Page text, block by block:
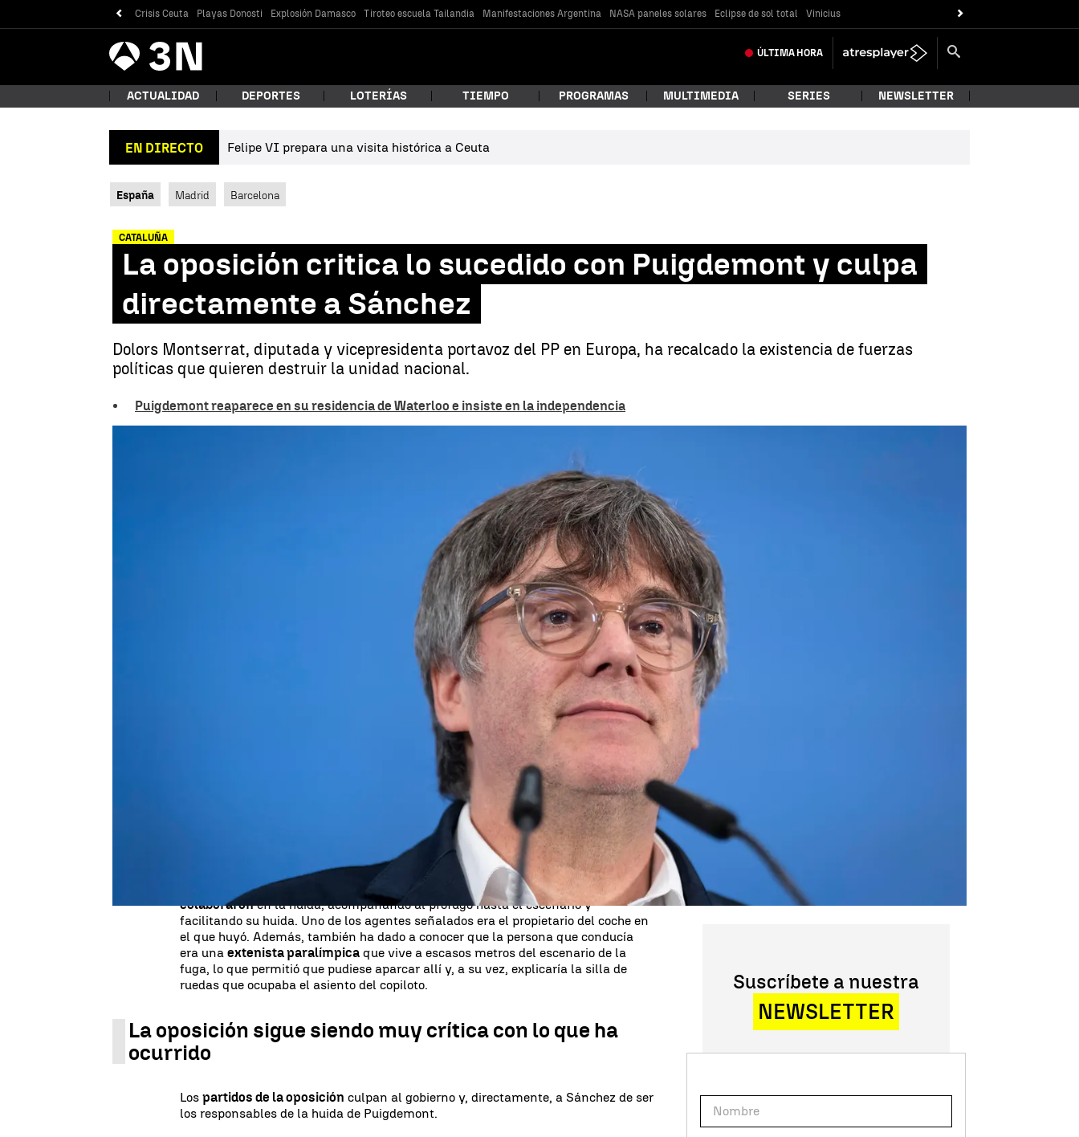
Crisis Ceuta Playas Donosti Explosión Damasco Tiroteo escuela Tailandia Manifestaciones Argentina NASA paneles solares Eclipse de sol total Vinicius
Antena
3 Noticias ÚLTIMA HORA
ACTUALIDAD DEPORTES LOTERÍAS TIEMPO PROGRAMAS MULTIMEDIA SERIES NEWSLETTER
EN DIRECTO Felipe VI prepara una visita histórica a Ceuta
España Madrid Barcelona
CATALUÑA
La oposición critica lo sucedido con Puigdemont y culpa
directamente a Sánchez
Dolors Montserrat, diputada y vicepresidenta portavoz del PP en Europa, ha recalcado la existencia de fuerzas
políticas que quieren destruir la unidad nacional.
Puigdemont reaparece en su residencia de Waterloo e insiste en la independencia
WhatsappFacebook
X Linkedin
continúan criticando la huida de Carles Puigdemont,
ex presidente de la Generalitat, e insisten en remarcar la
posible
por la falta de control en las
fronteras. Además, todavía se desconoce la opinión del presidente del Gobierno,
, que no se ha pronunciado sobre la fuga que eclipsó la
investidura del primer President de la Generalitat socialista en
14 años.
Cada vez se van conociendo más detalles acerca de
cómo consiguió escapar del
país Puigdemont
. Las últimas investigaciones señalan quetres mossos
colaboraronen la huida, acompañando al prófugo hasta el escenario y
facilitando su huida. Uno de los agentes señalados era el propietario del coche en
el que huyó. Además, también ha dado a conocer que la persona que conducía
era unaextenista paralímpica que vive a escasos metros del escenario de la
fuga, lo que permitió que pudiese aparcar allí y, a su vez, explicaría la silla de
ruedas que ocupaba el asiento del copiloto.
La oposición sigue siendo muy crítica con lo que ha
ocurrido
Lospartidos de la oposición culpan al gobierno y, directamente, a Sánchez de ser
los responsables de la huida de Puigdemont.
Suscríbete a nuestra
NEWSLETTER